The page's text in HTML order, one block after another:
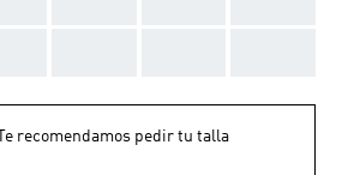
Te recomendamos pedir tu talla